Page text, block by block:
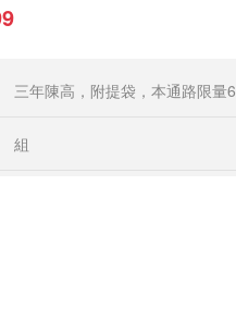
三年陳高，附提袋，本通路限量
組